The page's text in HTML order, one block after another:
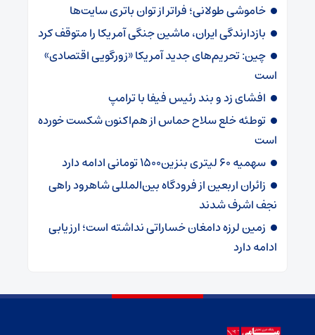
خاموشی طولانی؛ فراتر از توان باتری سایت‌ها
بازدارندگی ایران، ماشین جنگی آمریکا را متوقف کرد
چین: تحریم‌های جدید آمریکا «زورگویی اقتصادی»
است
افشای زد و بند رئیس فیفا با ترامپ
توطئه خلع سلاح حماس از هم‌اکنون شکست خورده
است
سهمیه ۶۰ لیتری بنزین۱۵۰۰ تومانی ادامه دارد
زائران اربعین از فرودگاه بین‌المللی شاهرود راهی
نجف اشرف شدند
زمین لرزه دامغان خساراتی نداشته است؛ ارزیابی
ادامه دارد